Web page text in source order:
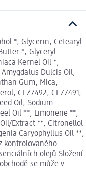
*, Glycerin, Cetearyl
*, Glyceryl
Kernel Oil *,
Dulcis Oil,
Gum, Mica,
CI 77492, CI 77491,
Oil, Sodium
Oil **, Limonene **,
Extract **, Citronellol
Caryophyllus Oil **,
kontrolovaného
olejů Složení
se může v